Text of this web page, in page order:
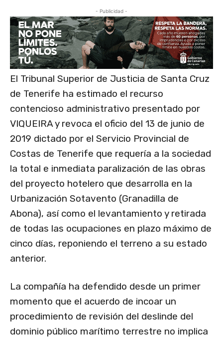
- Publicidad -
El Tribunal Superior de Justicia de Santa Cruz
de Tenerife ha estimado el recurso
contencioso administrativo presentado por
VIQUEIRA y revoca el oficio del 13 de junio de
2019 dictado por el Servicio Provincial de
Costas de Tenerife que requería a la sociedad
la total e inmediata paralización de las obras
del proyecto hotelero que desarrolla en la
Urbanización Sotavento (Granadilla de
Abona), así como el levantamiento y retirada
de todas las ocupaciones en plazo máximo de
cinco días, reponiendo el terreno a su estado
anterior.
La compañía ha defendido desde un primer
momento que el acuerdo de incoar un
procedimiento de revisión del deslinde del
dominio público marítimo terrestre no implica